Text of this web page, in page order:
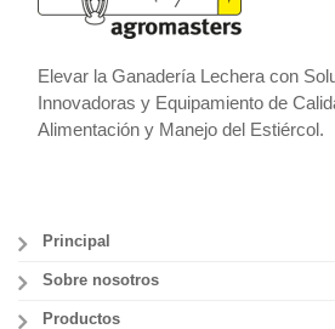
Elevar la Ganadería Lechera con
Innovadoras y Equipamiento de
Alimentación y Manejo del Estiércol.
Principal
Sobre nosotros
Productos